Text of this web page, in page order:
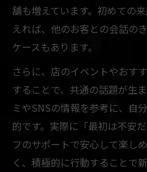
舗も増えています。初めての
えれば、他のお客との会話の
ケースもあります。
さらに、店のイベントやおす
することで、共通の話題が生
ミやSNSの情報を参考に、自
的です。実際に「最初は不安
フのサポートで安心して楽し
く、積極的に行動することで